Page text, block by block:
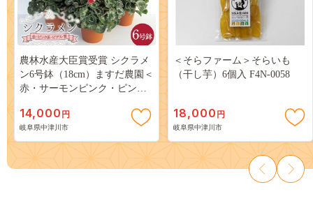
農林水産大臣賞受賞 シクラメ
ン6号鉢（18cm）ますだ農園＜
赤・サーモンピンク・ピン
良いものをお届け【お届け11
月～12月】F4N-2805
14,000 円
岐阜県中津川市
＜そらファーム＞そらいも
（干し芋）6個入 F4N-0058
18,000 円
岐阜県中津川市